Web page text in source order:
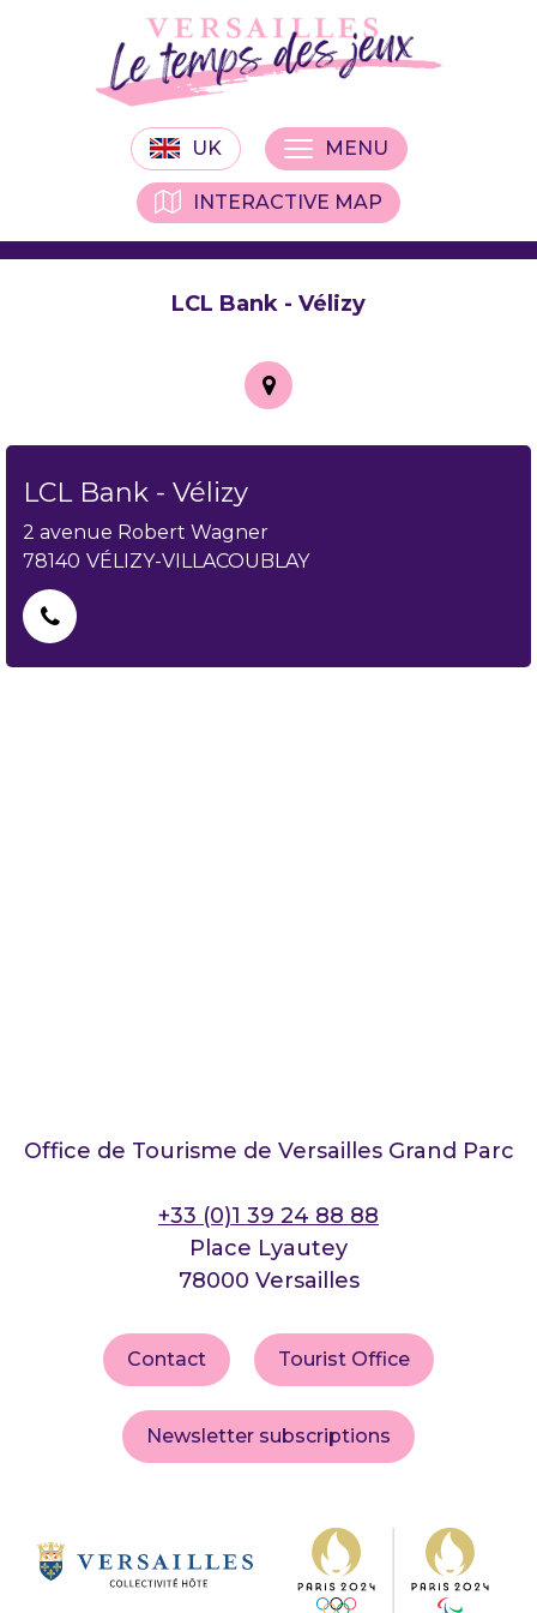
UK
INTERACTIVE MAP
MENU
LCL Bank - Vélizy
LCL Bank - Vélizy
2 avenue Robert Wagner
78140 VÉLIZY-VILLACOUBLAY
Office de Tourisme de Versailles Grand Parc
+33 (0)1 39 24 88 88
Place Lyautey
78000 Versailles
Contact Tourist Office
Newsletter subscriptions